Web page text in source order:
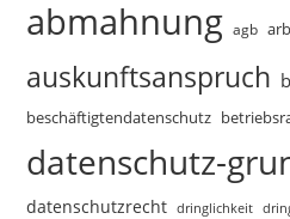
abmahnung agb
auskunftsanspruch
beschäftigtendatenschutz
datenschutz-
datenschutzrecht dringlichkeit